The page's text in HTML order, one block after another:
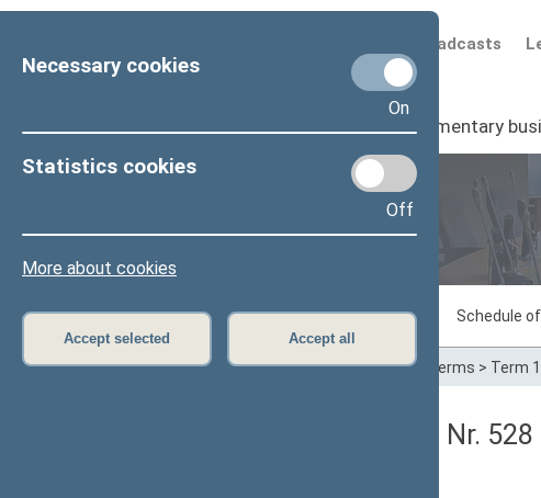
Necessary cookies
On
Statistics cookies
Off
More about cookies
Accept selected Accept all
Scheduled broadcasts
Seimas I Parliamentary
Sitting in progress Plenary sittings Schedule
Home>Plenary sittings>Parliamentary terms > Term
Seimo vakarinis posėdis Nr.